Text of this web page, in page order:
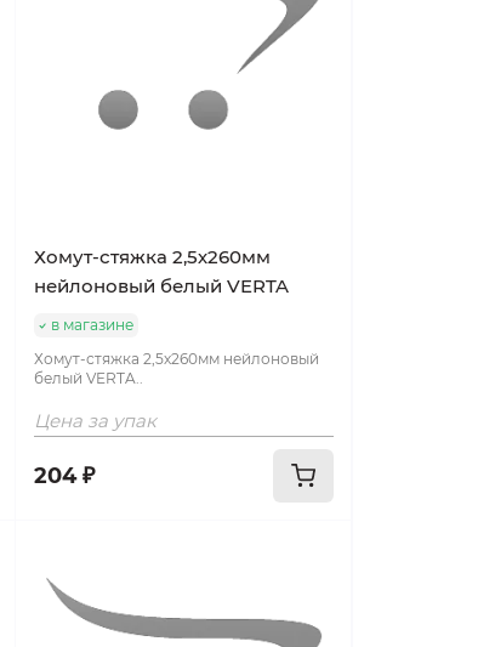
Хомут-стяжка 2,5х260мм
нейлоновый белый VERTA
в магазине
Хомут-стяжка 2,5х260мм нейлоновый
белый VERTA..
Цена за упак
204 ₽